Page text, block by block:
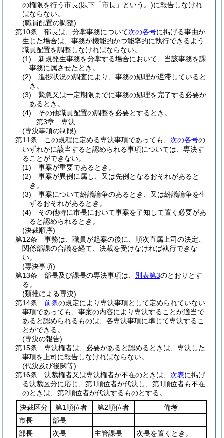
の権限を行う市長(以下「市長」という。)に報告しなけれ
ばならない。
(職員配置の調整)
第10条
部長は、分掌事務について次の各号に掲げる事由が
生じた場合は、事務が機能的かつ能率的に執行できるよう
職員配置を調整しなければならない。
(1)
新規発生事務を分掌する場合において、当該事務を課
事務に属させたとき。
(2)
進捗状況の調査により、事務の処理が遅滞していると
き。
(3)
緊急又は一定期限までに事務の処理を完了する必要が
あるとき。
(4)
その他職員配置の調整を必要とするとき。
第3章
専決
(専決事項の制限)
第11条
この規程に定める専決事項であっても、 次の各号の
いずれかに該当すると認められる事項については、専決す
ることができない。
(1)
事案が重要であるとき。
(2)
事案が異例に属し、又は先例となるおそれがあると
き。
(3)
事案について紛議論争のあるとき、又は紛議論争を生
ずるおそれがあるとき。
(4)
その他特に市長において事案を了知して置く必要があ
ると認められるとき。
(決裁順序)
第12条
事務は、職員が起案の後に、順次直属上司の決定、
関係部課の合議を経て、決裁を受けなければ執行できな
い。
(専決事項)
第13条
部長及び課長の専決事項は、 別表第3のとおりとす
る。
(類推による専決)
第14条
前条の規定により専決事項として定められていない
事項であっても、事案の内容により専決することが適当で
あると認められるものは、各専決事項に準じて専決するこ
とができる。
(専決の報告)
第15条
専決権者は、必要があると認めるときは、専決した
事項を上司に報告しなければならない。
(代決及び後閲等)
第16条
決裁権者又は専決権者が不在のときは、 次表に掲げ
る決裁区分に応じ、第1順位者が代決し、第1順位者も不在
のときは、第2順位者が代決するものとする。
決裁区分
第1順位者 第2順位者
備考
市長
部長
部長
次長 主管課長
次長を置くとき。